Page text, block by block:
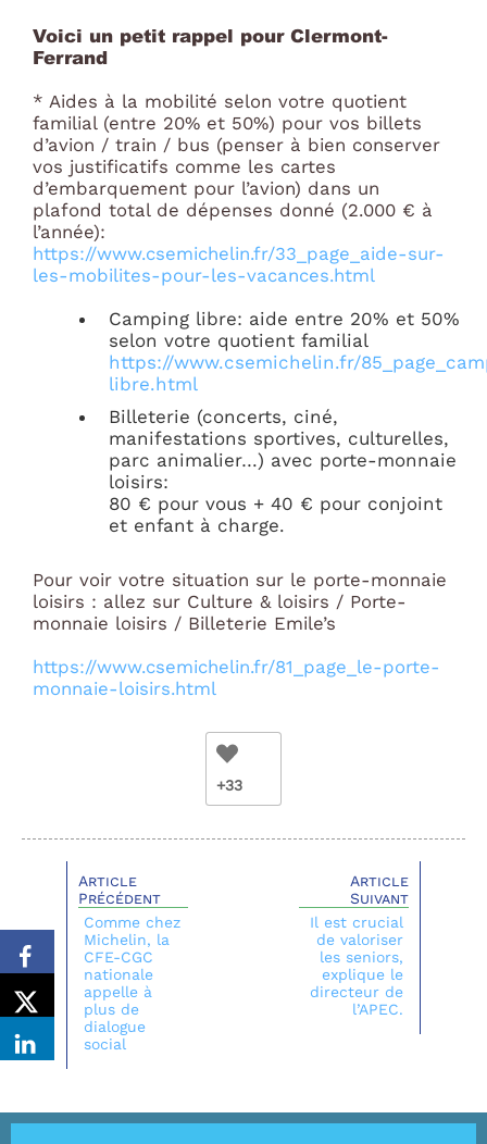
Voici un petit rappel pour Clermont-
Ferrand
* Aides à la mobilité selon votre quotient
familial (entre 20% et 50%) pour vos billets
d’avion / train / bus (penser à bien conserver
vos justificatifs comme les cartes
d’embarquement pour l’avion) dans un
plafond total de dépenses donné (2.000 € à
l’année):
https://www.csemichelin.fr/33_page_aide-sur-
les-mobilites-pour-les-vacances.html
Camping libre: aide entre 20% et 50%
selon votre quotient familial
https://www.csemichelin.fr/
libre.html
Billeterie (concerts, ciné,
manifestations sportives, culturelles,
parc animalier…) avec porte-monnaie
loisirs:
80 € pour vous + 40 € pour conjoint
et enfant à charge.
Pour voir votre situation sur le porte-monnaie
loisirs : allez sur Culture & loisirs / Porte-
monnaie loisirs / Billeterie Emile’s
https://www.csemichelin.fr/81_page_le-porte-
monnaie-loisirs.html
+33
Article
Précédent
Comme chez
Michelin, la
CFE-CGC
nationale
appelle à
plus de
dialogue
social
Article
Suivant
Il est crucial
de valoriser
les seniors,
explique le
directeur de
l’APEC.